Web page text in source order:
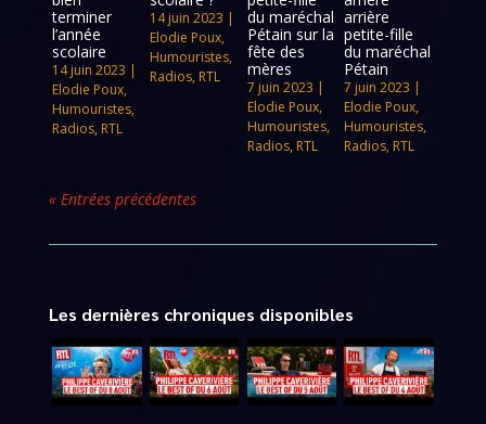
terminer
l’année
scolaire
14 juin 2023 |
Elodie Poux,
Humouristes,
Radios, RTL
14 juin 2023 |
Elodie Poux,
Humouristes,
Radios, RTL
du maréchal
Pétain sur la
fête des
mères
7 juin 2023 |
Elodie Poux,
Humouristes,
Radios, RTL
arrière
petite-fille
du maréchal
Pétain
7 juin 2023 |
Elodie Poux,
Humouristes,
Radios, RTL
« Entrées précédentes
Les dernières chroniques disponibles